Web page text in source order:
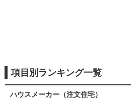
項目別ランキング一覧
ハウスメーカー（注文住宅）